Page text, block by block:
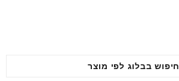
חיפוש בבלוג לפי מוצר